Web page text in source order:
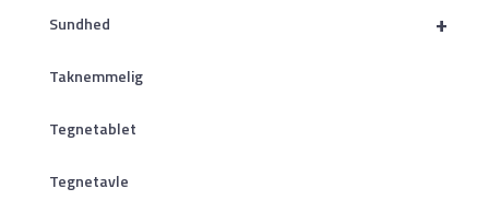
+
Sundhed
Taknemmelig
Tegnetablet
Tegnetavle